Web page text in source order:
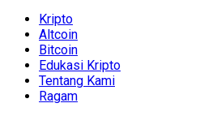
Kripto
Altcoin
Bitcoin
Edukasi Kripto
Tentang Kami
Ragam